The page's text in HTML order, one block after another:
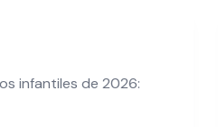
infantiles de 2026: